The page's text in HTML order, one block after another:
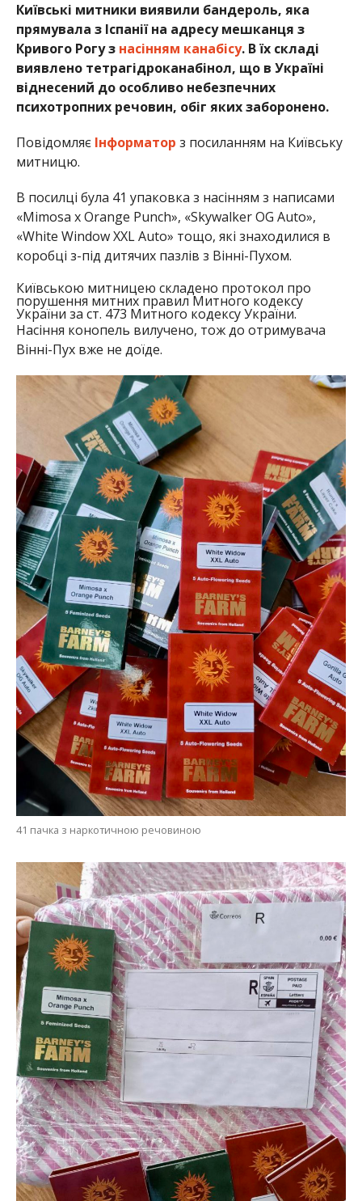
Київські митники виявили бандероль, яка
прямувала з Іспанії на адресу мешканця з
Кривого Рогу з насінням канабісу. В їх складі
виявлено тетрагідроканабінол, що в Україні
віднесений до особливо небезпечних
психотропних речовин, обіг яких заборонено.
Повідомляє Інформатор з посиланням на Київську
митницю.
В посилці була 41 упаковка з насінням з написами
«Mimosa x Orange Punch», «Skywalker OG Auto»,
«White Window XXL Auto» тощо, які знаходилися в
коробці з-під дитячих пазлів з Вінні-Пухом.
Київською митницею складено протокол про
порушення митних правил Митного кодексу
України за ст. 473 Митного кодексу України.
Насіння конопель вилучено, тож до отримувача
Вінні-Пух вже не доїде.
41 пачка з наркотичною речовиною